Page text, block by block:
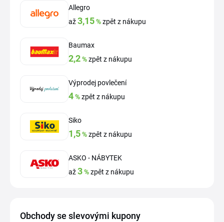
Allegro
až3,15%zpět z nákupu
Baumax
2,2%zpět z nákupu
Výprodej povlečení
4%zpět z nákupu
Siko
1,5%zpět z nákupu
ASKO - NÁBYTEK
až3%zpět z nákupu
Obchody se slevovými kupony